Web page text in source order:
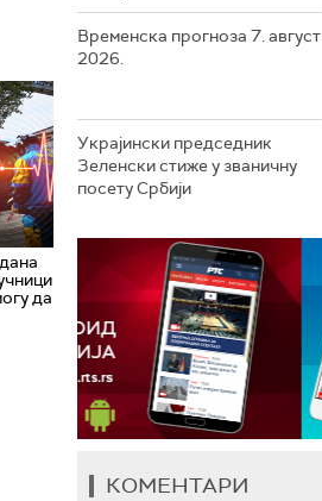
да
Временска прогноза 7. август
2026.
Украјински председник
Зеленски стиже у званичну
посету Србији
КОМЕНТАРИ